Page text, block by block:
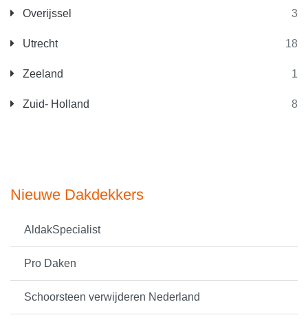
Overijssel 3
Utrecht 18
Zeeland 1
Zuid- Holland 8
Nieuwe Dakdekkers
AldakSpecialist
Pro Daken
Schoorsteen verwijderen Nederland